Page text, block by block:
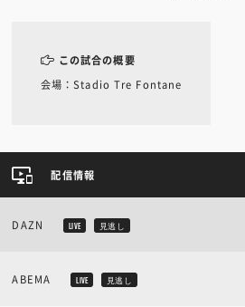
この試合の概要
会場：Stadio Tre Fontane
配信情報
DAZN LIVE 見逃し
ABEMA LIVE 見逃し